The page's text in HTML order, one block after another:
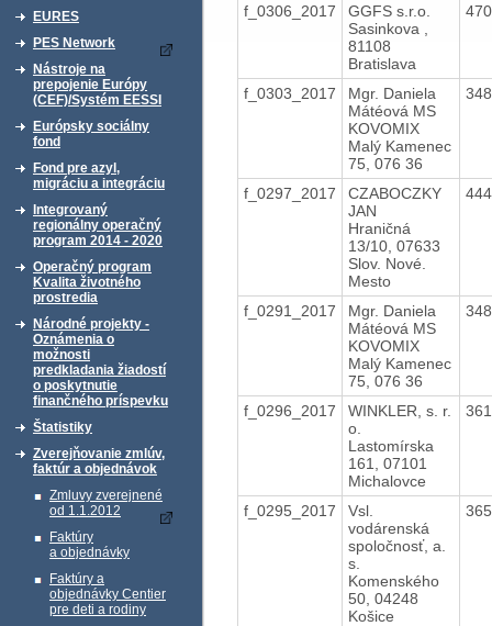
EURES
PES Network
Nástroje na
prepojenie Európy
(CEF)/Systém EESSI
Európsky sociálny
fond
Fond pre azyl,
migráciu a integráciu
Integrovaný
regionálny operačný
program 2014 - 2020
Operačný program
Kvalita životného
prostredia
Národné projekty -
Oznámenia o
možnosti
predkladania žiadostí
o poskytnutie
finančného príspevku
Štatistiky
Zverejňovanie zmlúv,
faktúr a objednávok
Zmluvy zverejnené
od 1.1.2012
Faktúry
a objednávky
Faktúry a
objednávky Centier
pre deti a rodiny
f_0306_2017
GGFS s.r.o.
Sasinkova ,
81108
Bratislava
f_0303_2017
Mgr. Daniela
Mátéová MS
KOVOMIX
Malý Kamenec
75, 076 36
f_0297_2017
CZABOCZKY
JAN
Hraničná
13/10, 07633
Slov. Nové.
Mesto
f_0291_2017
Mgr. Daniela
Mátéová MS
KOVOMIX
Malý Kamenec
75, 076 36
f_0296_2017
WINKLER, s. r.
o.
Lastomírska
161, 07101
Michalovce
f_0295_2017
Vsl.
vodárenská
spoločnosť, a.
s.
Komenského
50, 04248
Košice